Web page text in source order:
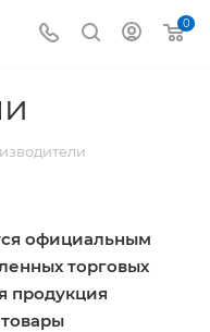
0
официальным
торговых
продукция